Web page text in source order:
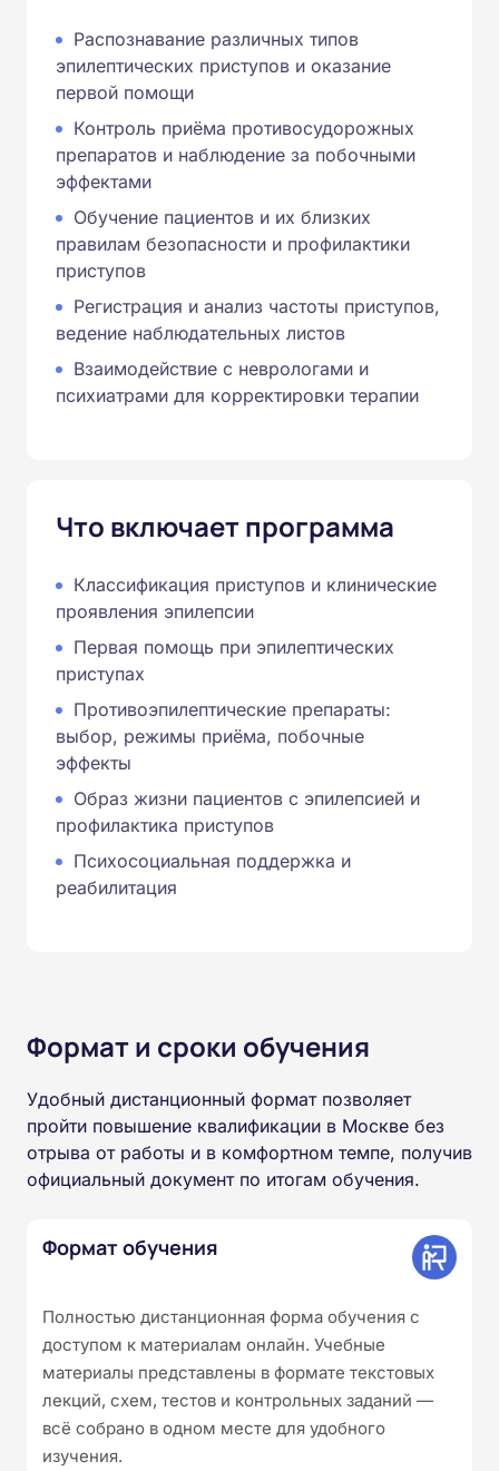
Распознавание различных типов
эпилептических приступов и оказание
первой помощи
Контроль приёма противосудорожных
препаратов и наблюдение за побочными
эффектами
Обучение пациентов и их близких
правилам безопасности и профилактики
приступов
Регистрация и анализ частоты приступов,
ведение наблюдательных листов
Взаимодействие с неврологами и
психиатрами для корректировки терапии
Что включает программа
Классификация приступов и клинические
проявления эпилепсии
Первая помощь при эпилептических
приступах
Противоэпилептические препараты:
выбор, режимы приёма, побочные
эффекты
Образ жизни пациентов с эпилепсией и
профилактика приступов
Психосоциальная поддержка и
реабилитация
Формат и сроки обучения
Удобный дистанционный формат позволяет
пройти повышение квалификации в Москве без
отрыва от работы и в комфортном темпе, получив
официальный документ по итогам обучения.
Формат обучения
Полностью дистанционная форма обучения с
доступом к материалам онлайн. Учебные
материалы представлены в формате текстовых
лекций, схем, тестов и контрольных заданий —
всё собрано в одном месте для удобного
изучения.